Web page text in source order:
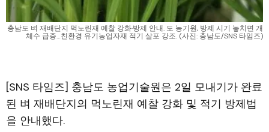
충남도 벼 재배단지 먹노린재 예찰 강화·방제 안내. 도 농기원, 방제 시기 놓치면 개
체수 급증…친환경 유기농업자재 적기 살포 강조. (사진: 충남도/SNS 타임즈)
[SNS 타임즈] 충남도 농업기술원은 2일 모내기가 완료
된 벼 재배단지의 먹노린재 예찰 강화 및 적기 방제법
을 안내했다.